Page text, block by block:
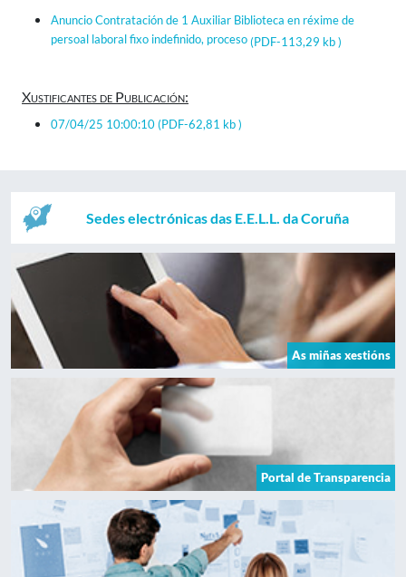
Anuncio Contratación de 1 Auxiliar Biblioteca en réxime de
persoal laboral fixo indefinido, proceso(PDF-113,29 kb )
Xustificantes de Publicación:
07/04/25 10:00:10(PDF-62,81 kb )
Sedes electrónicas das E.E.L.L. da Coruña
As miñas xestións
Portal de Transparencia